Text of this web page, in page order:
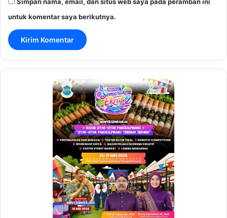
untuk komentar saya berikutnya.